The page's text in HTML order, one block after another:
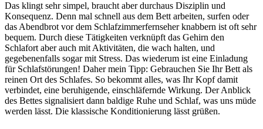
Das klingt sehr simpel, braucht aber durchaus Disziplin und
Konsequenz. Denn mal schnell aus dem Bett arbeiten, surfen oder
das Abendbrot vor dem Schlafzimmerfernseher knabbern ist oft sehr
bequem. Durch diese Tätigkeiten verknüpft das Gehirn den
Schlafort aber auch mit Aktivitäten, die wach halten, und
gegebenenfalls sogar mit Stress. Das wiederum ist eine Einladung
für Schlafstörungen! Daher mein Tipp: Gebrauchen Sie Ihr Bett als
reinen Ort des Schlafes. So bekommt alles, was Ihr Kopf damit
verbindet, eine beruhigende, einschläfernde Wirkung. Der Anblick
des Bettes signalisiert dann baldige Ruhe und Schlaf, was uns müde
werden lässt. Die klassische Konditionierung lässt grüßen.